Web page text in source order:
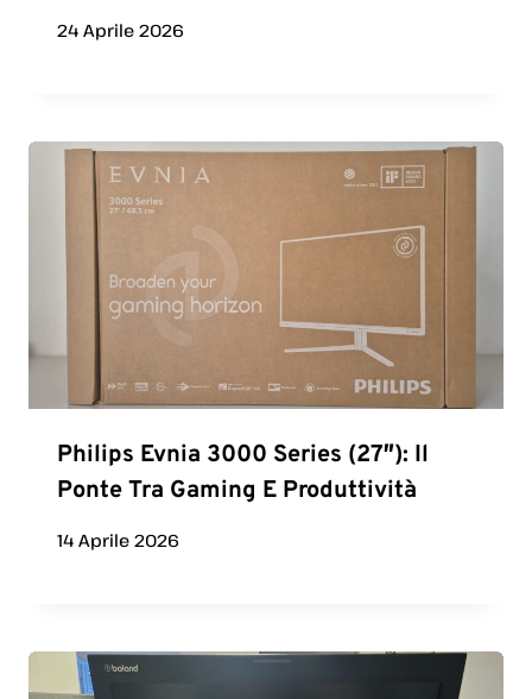
24 Aprile 2026
Philips Evnia 3000 Series (27″): Il
Ponte Tra Gaming E Produttività
14 Aprile 2026